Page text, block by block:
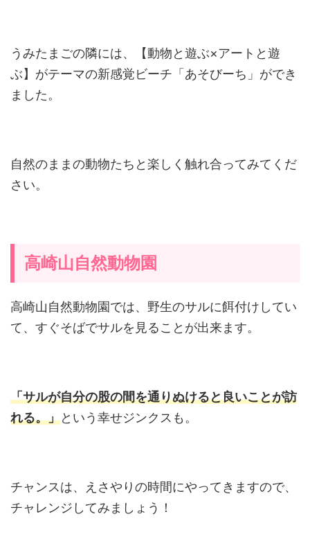
うみたまごの隣には、【動物と遊ぶ×アートと遊
ぶ】がテーマの新感覚ビーチ「あそびーち」ができ
ました。
自然のままの動物たちと楽しく触れ合ってみてくだ
さい。
高崎山自然動物園
高崎山自然動物園では、野生のサルに餌付けしてい
て、すぐそばでサルを見ることが出来ます。
「サルが自分の股の間を通りぬけると良いことが訪
れる。」という幸せジンクスも。
チャンスは、えさやりの時間にやってきますので、
チャレンジしてみましょう！